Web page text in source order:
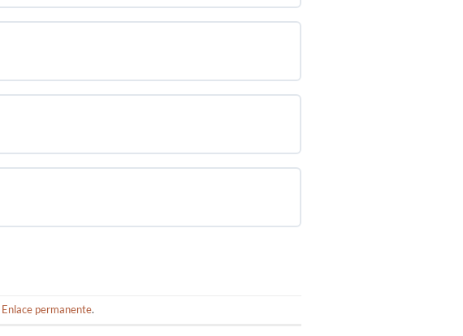
Enlace permanente.